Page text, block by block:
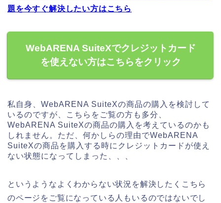
題を今すぐ解決したい方はこちら
WebARENA SuiteXでクレジットカード
を使えない方はこちらをクリック
私自身、WebARENA SuiteXの商品の購入を検討して
いるのですが、こちらをご覧の方も多分、
WebARENA SuiteXの商品の購入を考えているのかも
しれません。ただ、何かしらの理由でWebARENA
SuiteXの商品を購入する時にクレジットカードが使え
ない状態になってしまった、、、
というようなよくわからない状況を解決したくこちら
のページをご覧になっている人もいるのではないでし